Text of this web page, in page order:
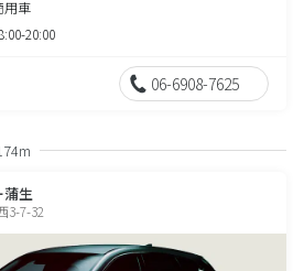
用車
20:00
06-6908-7625
蒲生
3-7-32